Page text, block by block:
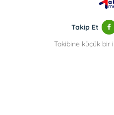
Takip Et
Takibine küçük bir